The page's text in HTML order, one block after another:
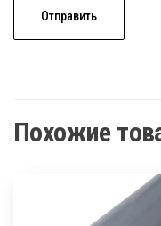
Похожие